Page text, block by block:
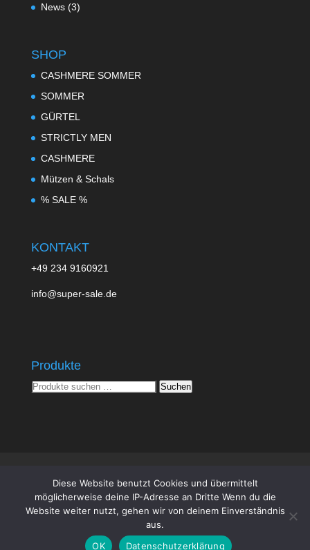
News(3)
SHOP
CASHMERE SOMMER
SOMMER
GÜRTEL
STRICTLY MEN
CASHMERE
Mützen & Schals
% SALE %
KONTAKT
+49 234 9160921
info@super-sale.de
Produkte
Suchen
Suchen
AGB
Vertrag widerrufen
Diese Website benutzt Cookies und übermittelt
möglicherweise deine IP-Adresse an Dritte Wenn du die
Website weiter nutzt, gehen wir von deinem Einverständnis
aus.
OK
Datenschutzerklärung